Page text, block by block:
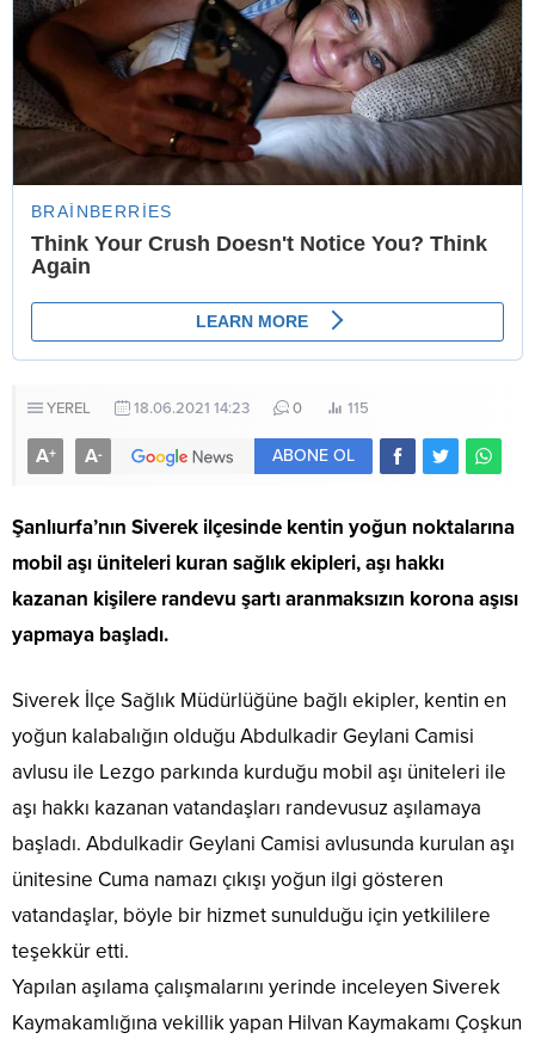
YEREL 18.06.2021 14:23 0 115
A+ A- ABONE OL
Şanlıurfa’nın Siverek ilçesinde kentin yoğun noktalarına
mobil aşı üniteleri kuran sağlık ekipleri, aşı hakkı
kazanan kişilere randevu şartı aranmaksızın korona aşısı
yapmaya başladı.
Siverek İlçe Sağlık Müdürlüğüne bağlı ekipler, kentin en
yoğun kalabalığın olduğu Abdulkadir Geylani Camisi
avlusu ile Lezgo parkında kurduğu mobil aşı üniteleri ile
aşı hakkı kazanan vatandaşları randevusuz aşılamaya
başladı. Abdulkadir Geylani Camisi avlusunda kurulan aşı
ünitesine Cuma namazı çıkışı yoğun ilgi gösteren
vatandaşlar, böyle bir hizmet sunulduğu için yetkililere
teşekkür etti.
Yapılan aşılama çalışmalarını yerinde inceleyen Siverek
Kaymakamlığına vekillik yapan Hilvan Kaymakamı Çoşkun